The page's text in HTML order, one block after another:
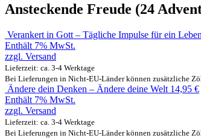
Ansteckende Freude (24
Verankert in Gott – Tägliche Impulse für ein
Enthält 7% MwSt.
zzgl. Versand
Lieferzeit: ca. 3-4 Werktage
Bei Lieferungen in Nicht-EU-Länder können zusätzliche
Ändere dein Denken – Ändere deine Welt 14,95 €
Enthält 7% MwSt.
zzgl. Versand
Lieferzeit: ca. 3-4 Werktage
Bei Lieferungen in Nicht-EU-Länder können zusätzliche